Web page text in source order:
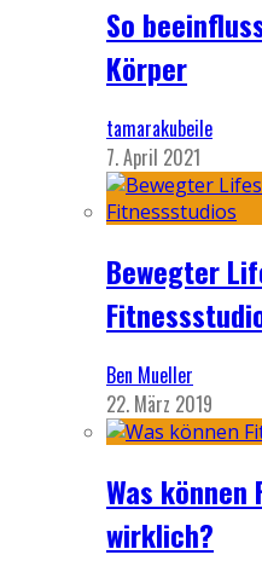
So
Körper
tamarakubeile
7. April 2021
Bewegter
Ben Mueller
22. März 2019
Was
wirklich?